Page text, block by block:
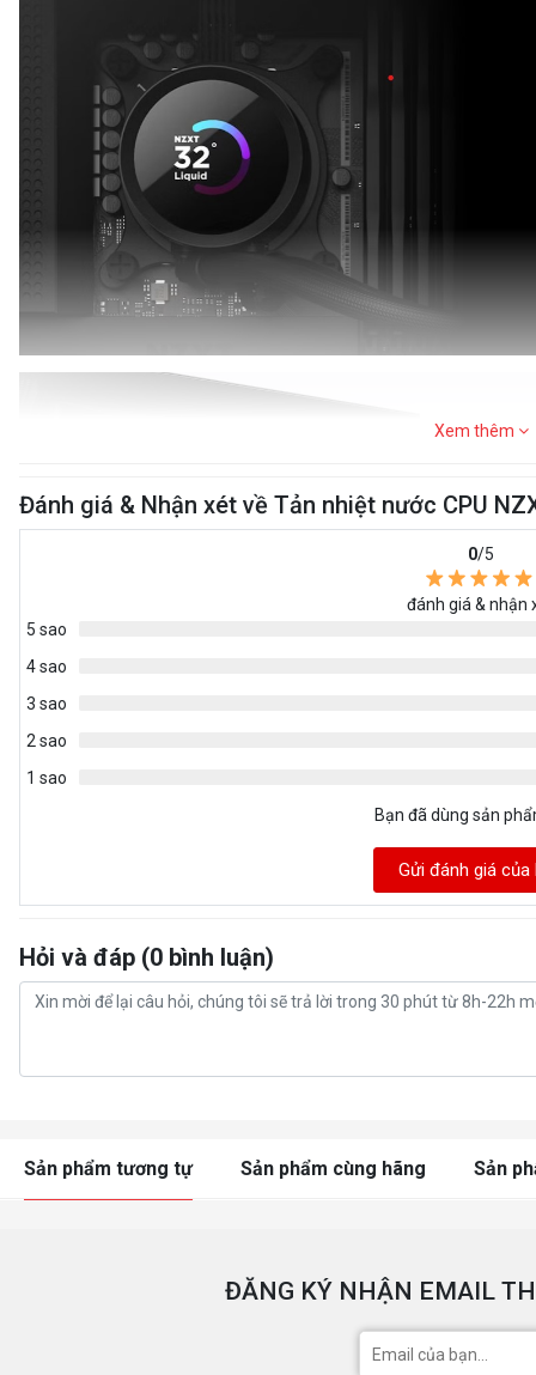
Xem thêm
Đánh giá & Nhận xét về Tản nhiệt nước CPU
0/5
đánh giá & nhận
5 sao
4 sao
3 sao
2 sao
1 sao
Bạn đã dùng sản
Gửi đánh giá của
Hỏi và đáp (0 bình luận)
Sản phẩm tương tự Sản phẩm cùng hãng Sản
ĐĂNG KÝ NHẬN EMAIL